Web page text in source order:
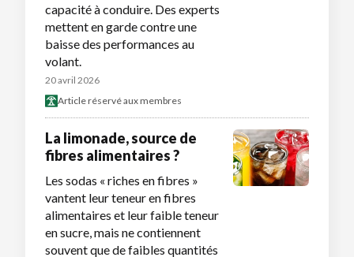
capacité à conduire. Des experts
mettent en garde contre une
baisse des performances au
volant.
20 avril 2026
Article réservé aux membres
La limonade, source de
fibres alimentaires ?
Les sodas « riches en fibres »
vantent leur teneur en fibres
alimentaires et leur faible teneur
en sucre, mais ne contiennent
souvent que de faibles quantités